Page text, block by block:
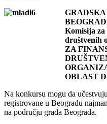
Komisija
društvenih
ZA
OBLAST
Na konkursu mogu da
registrovane u Beogradu
na području grada Beograda.